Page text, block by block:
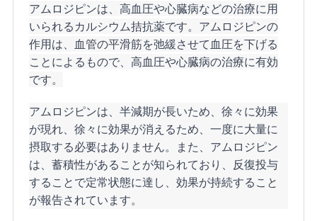
アムロジピンは、高血圧や心臓病などの治療に用
いられるカルシウム拮抗薬です。アムロジピンの
作用は、血管の平滑筋を弛緩させて血圧を下げる
ことによるもので、高血圧や心臓病の治療に有効
です。
アムロジピンは、半減期が長いため、徐々に効果
が現れ、徐々に効果が消えるため、一度に大量に
摂取する必要はありません。また、アムロジピン
は、蓄積性があることが知られており、反復投与
することで定常状態に達し、効果が持続すること
が報告されています。